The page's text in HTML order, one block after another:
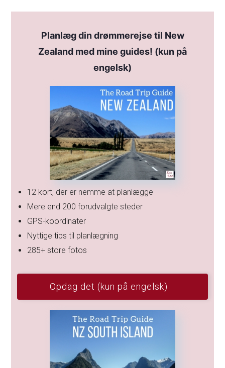
Planlæg din drømmerejse til New
Zealand med mine guides! (kun på
engelsk)
12 kort, der er nemme at planlægge
Mere end 200 forudvalgte steder
GPS-koordinater
Nyttige tips til planlægning
285+ store fotos
Opdag det (kun på engelsk)